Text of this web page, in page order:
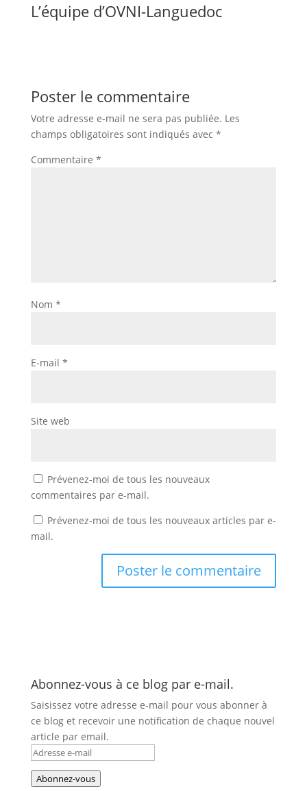
L’équipe d’OVNI-Languedoc
Poster le commentaire
Votre adresse e-mail ne sera pas publiée. Les
champs obligatoires sont indiqués avec *
Commentaire *
Nom *
E-mail *
Site web
Prévenez-moi de tous les nouveaux
commentaires par e-mail.
Prévenez-moi de tous les nouveaux articles par e-
mail.
Abonnez-vous à ce blog par e-mail.
Saisissez votre adresse e-mail pour vous abonner à
ce blog et recevoir une notification de chaque nouvel
article par email.
Adresse
e-
mail
Abonnez-vous